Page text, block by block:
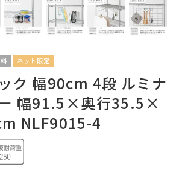
ネット限定
ク 幅90cm 4段 ルミナ
幅91.5×奥行35.5×
NLF9015-4